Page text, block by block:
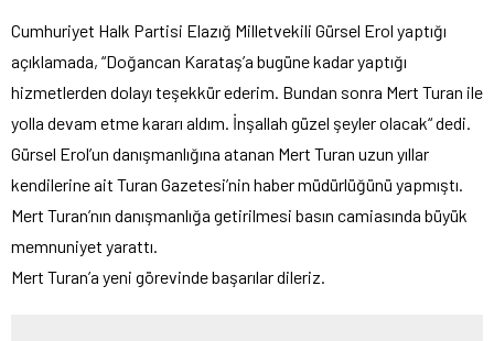
Cumhuriyet Halk Partisi Elazığ Milletvekili Gürsel Erol yaptığı
açıklamada, “Doğancan Karataş’a bugüne kadar yaptığı
hizmetlerden dolayı teşekkür ederim. Bundan sonra Mert Turan ile
yolla devam etme kararı aldım. İnşallah güzel şeyler olacak“ dedi.
Gürsel Erol’un danışmanlığına atanan Mert Turan uzun yıllar
kendilerine ait Turan Gazetesi’nin haber müdürlüğünü yapmıştı.
Mert Turan’nın danışmanlığa getirilmesi basın camiasında büyük
memnuniyet yarattı.
Mert Turan’a yeni görevinde başarılar dileriz.